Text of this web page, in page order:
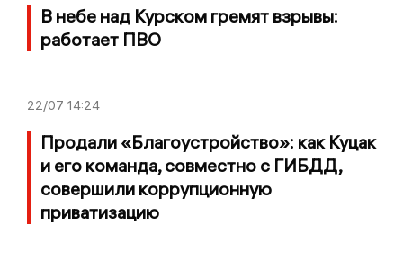
В небе над Курском гремят взрывы:
работает ПВО
22/07 14:24
Продали «Благоустройство»: как Куцак
и его команда, совместно с ГИБДД,
совершили коррупционную
приватизацию